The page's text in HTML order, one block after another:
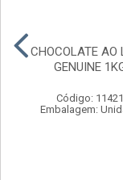
CHOCOLATE AO
GENUINE
Código: 11421
Embalagem: